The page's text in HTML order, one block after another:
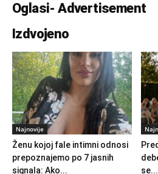
Oglasi- Advertisement
Izdvojeno
Najnovije
Ženu kojoj fale intimni odnosi
prepoznajemo po 7 jasnih
signala: Ako...
se...